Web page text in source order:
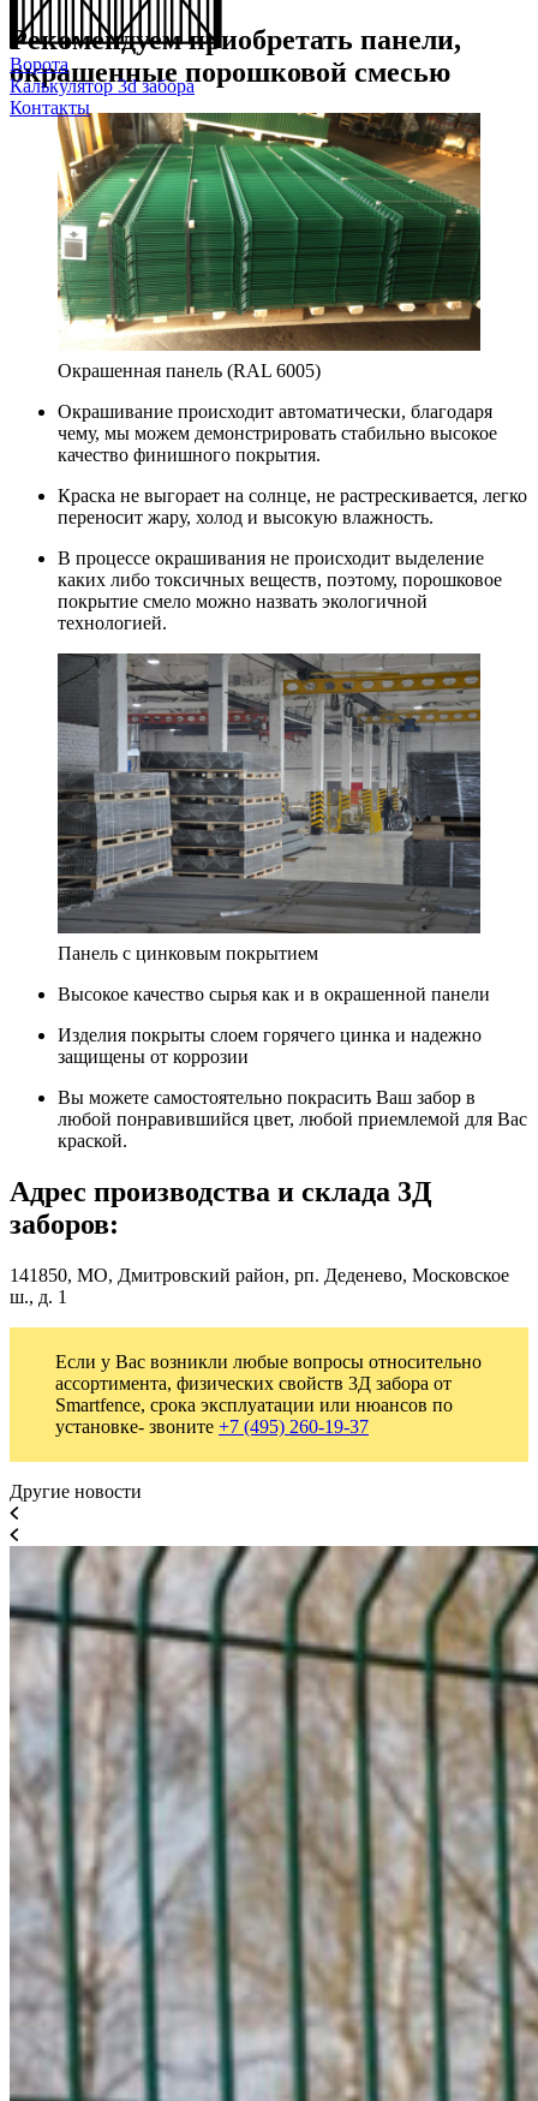
Ворота
Калькулятор 3d забора
Контакты
Рекомендуем приобретать панели,
окрашенные порошковой смесью
Окрашенная панель (RAL 6005)
Окрашивание происходит автоматически, благодаря
чему, мы можем демонстрировать стабильно высокое
качество финишного покрытия.
Краска не выгорает на солнце, не растрескивается, легко
переносит жару, холод и высокую влажность.
В процессе окрашивания не происходит выделение
каких либо токсичных веществ, поэтому, порошковое
покрытие смело можно назвать экологичной
технологией.
Панель с цинковым покрытием
Высокое качество сырья как и в окрашенной панели
Изделия покрыты слоем горячего цинка и надежно
защищены от коррозии
Вы можете самостоятельно покрасить Ваш забор в
любой понравившийся цвет, любой приемлемой для Вас
краской.
Адрес производства и склада 3Д
заборов:
141850, МО, Дмитровский район, рп. Деденево, Московское
ш., д. 1
Если у Вас возникли любые вопросы относительно
ассортимента, физических свойств 3Д забора от
Smartfence, срока эксплуатации или нюансов по
установке- звоните +7 (495) 260-19-37
Другие новости